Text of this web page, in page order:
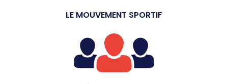
LE MOUVEMENT SPORTIF